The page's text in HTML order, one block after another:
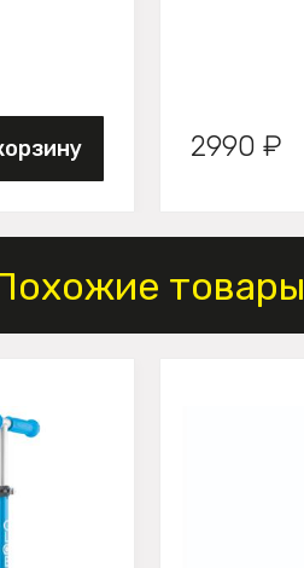
2990 ₽
товары